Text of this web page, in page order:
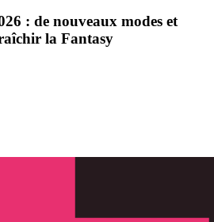
: de nouveaux modes et
la Fantasy